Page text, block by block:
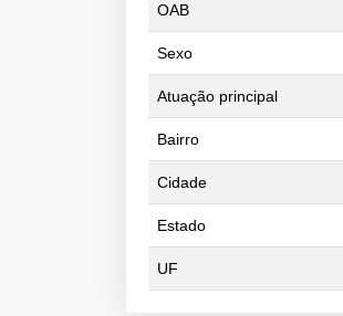
OAB
Sexo
Atuação principal
Bairro
Cidade
Estado
UF